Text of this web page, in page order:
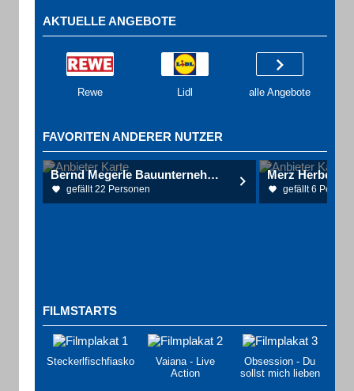
AKTUELLE ANGEBOTE
Rewe Lidl alle Angebote
FAVORITEN ANDERER NUTZER
Bernd Megerle Bauunternehmung
gefällt 22 Personen
Merz Herbert
gefällt 6
FILMSTARTS
Steckerlfischfiasko
Vaiana - Live
Action
Obsession - Du
sollst mich lieben